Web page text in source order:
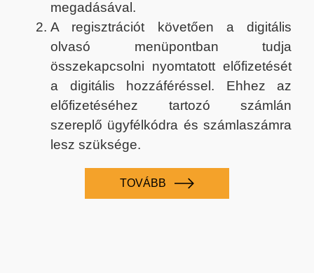
megadásával.
A regisztrációt követően a digitális
olvasó menüpontban tudja
összekapcsolni nyomtatott előfizetését
a digitális hozzáféréssel. Ehhez az
előfizetéséhez tartozó számlán
szereplő ügyfélkódra és számlaszámra
lesz szüksége.
TOVÁBB